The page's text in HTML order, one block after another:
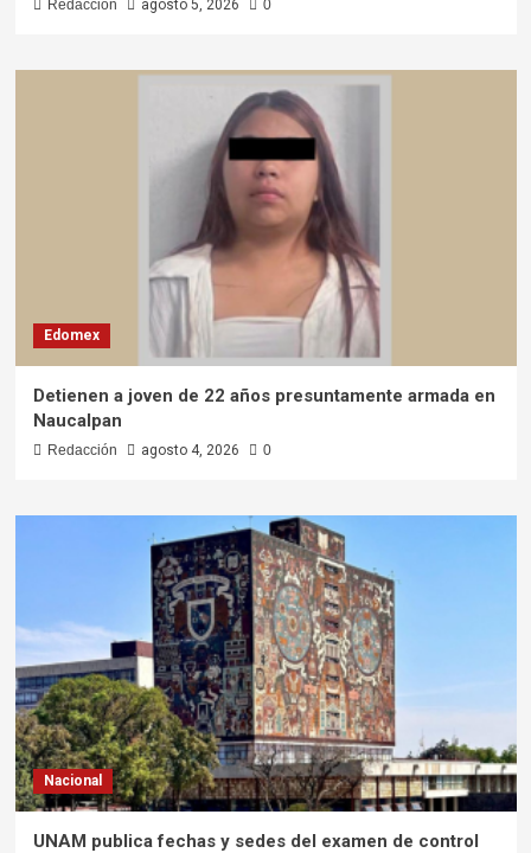
Redacción agosto 5, 2026 0
Edomex
Detienen a joven de 22 años presuntamente armada en
Naucalpan
Redacción agosto 4, 2026 0
Nacional
UNAM publica fechas y sedes del examen de control